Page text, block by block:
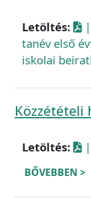
Letöltés:
tanév első
iskolai
Közzétételi
Letöltés:
BŐVEBBEN >